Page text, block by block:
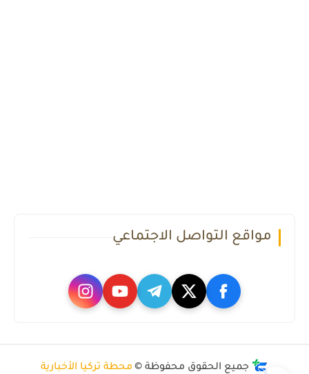
مواقع التواصل الاجتماعي
جميع الحقوق محفوظة © محطة تركيا الأخبارية